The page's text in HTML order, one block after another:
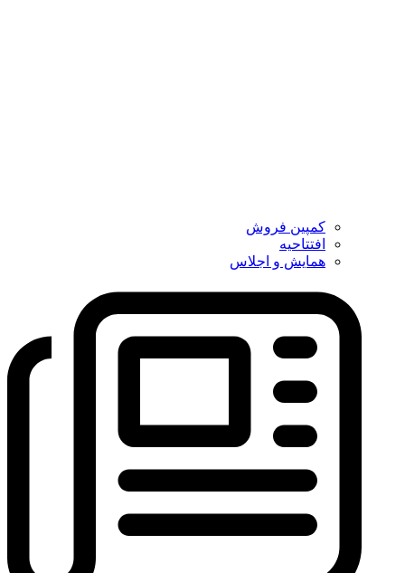
کمپین فروش
افتتاحیه
همایش و اجلاس